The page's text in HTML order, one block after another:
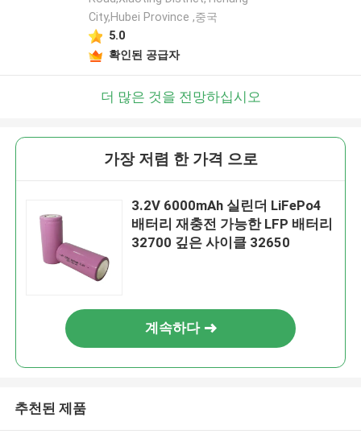
City,Hubei Province ,중국
5.0
확인된 공급자
더 많은 것을 전망하십시오
가장 저렴 한 가격 으로
3.2V 6000mAh 실린더 LiFePo4
배터리 재충전 가능한 LFP 배터리
32700 깊은 사이클 32650
계속하다
추천된 제품